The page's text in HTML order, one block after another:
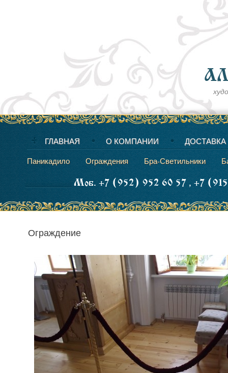
ГЛАВНАЯ О КОМПАНИИ
ДОСТАВКА
Паникадило
Ограждения Бра-Светильники
Моб. +7 (952) 952 60 57 , +7
Ограждение